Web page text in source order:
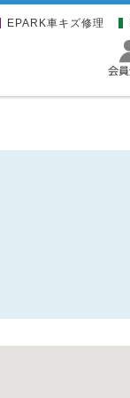
EPARK車キズ修理